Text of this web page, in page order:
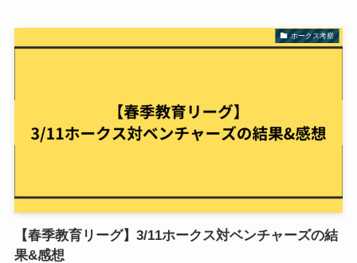
ホークス考察
【春季教育リーグ】3/11ホークス対ベンチャーズの結
果&感想